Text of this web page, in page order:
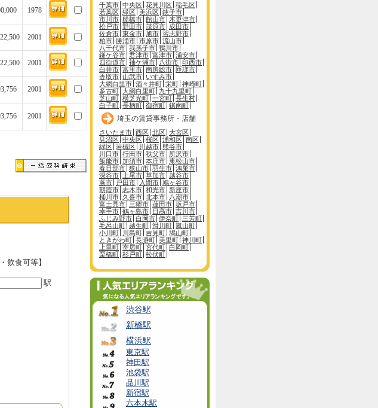
1978
2001
2001
2001
2001
飲食可等】
駅
千葉市 中央区 花見川区 稲毛区
若葉区 緑区 美浜区 銚子市
市川市 船橋市 館山市 木更津市
松戸市 野田市 茂原市 成田市
佐倉市 東金市 旭市 習志野市
柏市 勝浦市 市原市 流山市
八千代市 我孫子市 鴨川市
鎌ケ谷市 君津市 富津市 浦安市
四街道市 袖ケ浦市 八街市 印西市
白井市 富里市 南房総市 匝瑳市
香取市 山武市 いすみ市
大網白里市 酒々井町 栄町 神崎町
多古町 大網白里町 九十九里町
芝山町 横芝光町 一宮町 長生村
白子町 長柄町 御宿町 鋸南町
埼玉の賃貸事務所・店舗
さいたま市 西区 北区 大宮区
見沼区 中央区 桜区 浦和区 南区
緑区 岩槻区 川越市 熊谷市
川口市 行田市 秩父市 所沢市
飯能市 加須市 本庄市 東松山市
春日部市 狭山市 羽生市 鴻巣市
深谷市
上尾市 草加市 越谷市
蕨市
戸田市 入間市 鳩ヶ谷市
朝霞市 志木市 和光市 新座市
桶川市 久喜市 北本市
八潮市
富士見市 三郷市 蓮田市 坂戸市
幸手市 鶴ヶ島市 日高市 吉川市
ふじみ野市 白岡市 伊奈町 三芳町
毛呂山町 越生町 滑川町 嵐山町
小川町
川島町 吉見町 鳩山町
ときがわ町 長瀞町 美里町 神川町
上里町 寄居町 宮代町 白岡町
栗橋町 杉戸町 松伏町
渋谷駅
新橋駅
横浜駅
東京駅
神田駅
池袋駅
品川駅
新宿駅
六本木駅